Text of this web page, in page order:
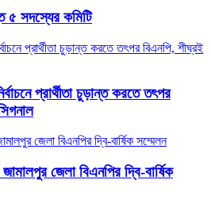
৫ সদস্যের কমিটি
প্রার্থীতা চুড়ান্ত করতে তৎপর
জেলা বিএনপির দ্বি-বার্ষিক